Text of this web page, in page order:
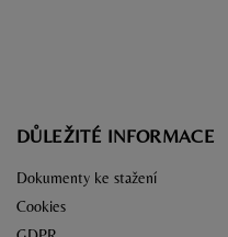
DŮLEŽITÉ INFORMACE
Dokumenty ke stažení
Cookies